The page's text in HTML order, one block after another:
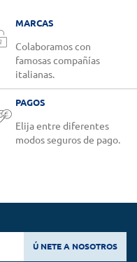
MARCAS
Colaboramos con
famosas compañías
italianas.
PAGOS
Elija entre diferentes
modos seguros de pago.
Ú NETE A NOSOTROS